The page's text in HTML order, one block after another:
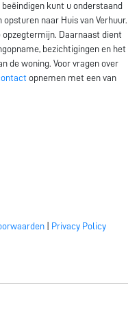
kunt u onderstaand
naar Huis van Verhuur.
Daarnaast dient
bezichtigingen en het
de woning. Voor vragen over
opnemen met een van
Privacy Policy